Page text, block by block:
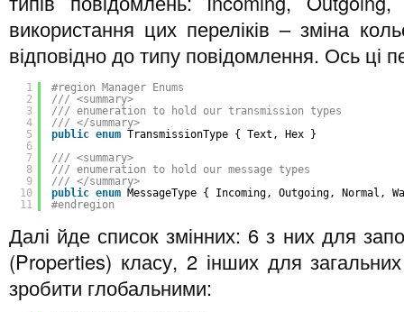
використання цих переліків – зміна
відповідно до типу повідомлення. Ось ці
1
2
3
4
5
6
7
8
9
10
11
#region Manager Enums
/// <summary>
/// enumeration to hold our transmission types
/// </summary>
public enum TransmissionType { Text, Hex }
/// <summary>
/// enumeration to hold our message types
/// </summary>
public enum MessageType { Incoming, Outgoing, Normal,
#endregion
Далі йде список змінних: 6 з них для
(Properties) класу, 2 інших для
зробити глобальними: